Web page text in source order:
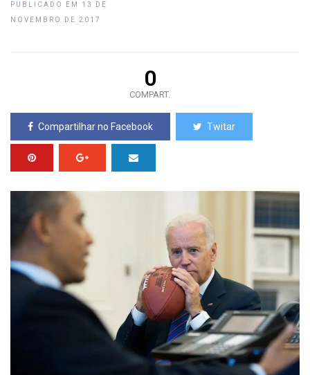
PUBLICADO EM 13 DE
NOVEMBRO DE 2017
0
COMPART.
Compartilhar no Facebook Twitar